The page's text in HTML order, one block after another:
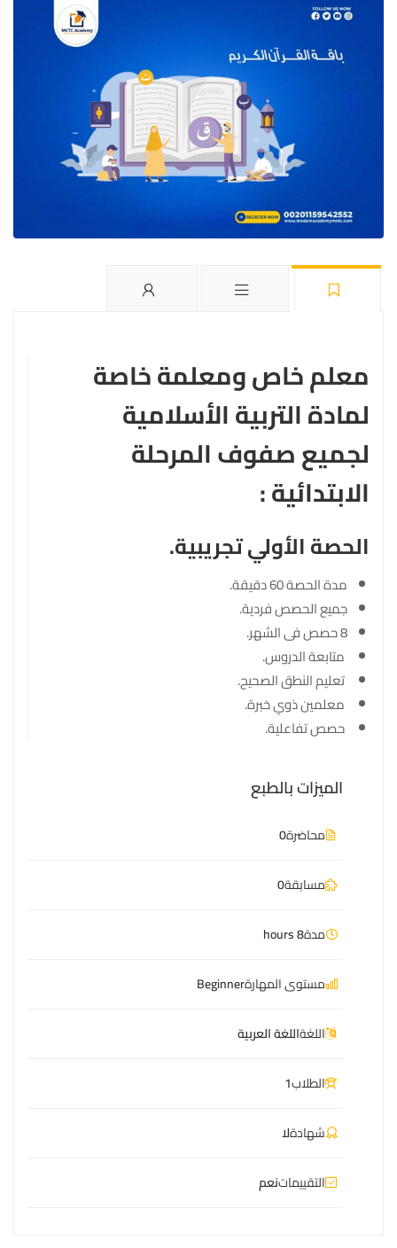
معلم خاص ومعلمة خاصة
لمادة التربية الأسلامية
لجميع صفوف المرحلة
الابتدائية :
الحصة الأولي تجريبية.
مدة الحصة 60 دقيقة.
جميع الحصص فردية.
8 حصص فى الشهر.
متابعة الدروس.
تعليم النطق الصحيح.
معلمين ذوي خبرة.
حصص تفاعلية.
الميزات بالطبع
محاضرة0
مسابقة0
مدة8 hours
مستوى المهارةBeginner
اللغةاللغة العربية
الطلاب1
شهادةلا
التقييماتنعم